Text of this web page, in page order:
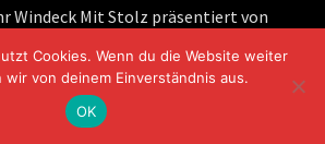
Windeck Mit Stolz präsentiert von
Cookies. Wenn du die Website weiter
von deinem Einverständnis aus.
OK